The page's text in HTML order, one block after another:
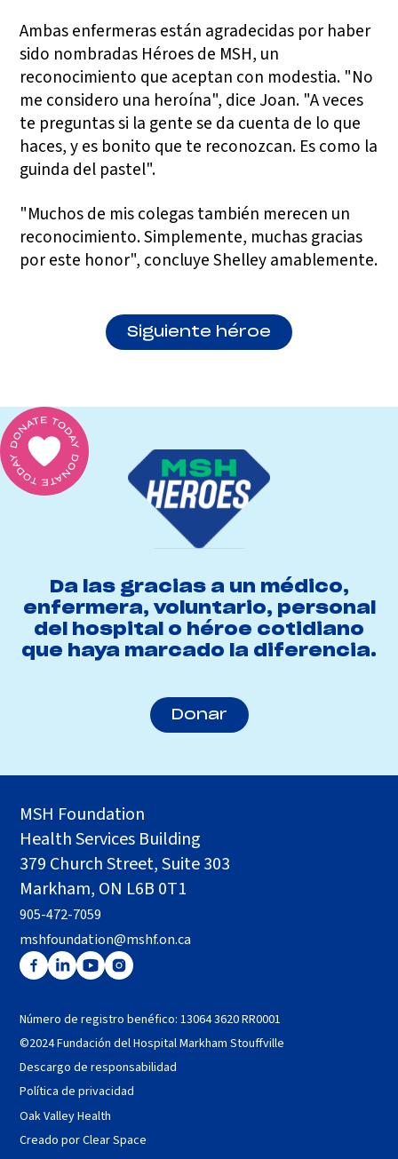
Ambas enfermeras están agradecidas por haber
sido nombradas Héroes de MSH, un
reconocimiento que aceptan con modestia. "No
me considero una heroína", dice Joan. "A veces
te preguntas si la gente se da cuenta de lo que
haces, y es bonito que te reconozcan. Es como la
guinda del pastel".
"Muchos de mis colegas también merecen un
reconocimiento. Simplemente, muchas gracias
por este honor", concluye Shelley amablemente.
Siguiente héroe
Da las gracias a un médico,
enfermera, voluntario, personal
del hospital o héroe cotidiano
que haya marcado la diferencia.
Donar
MSH Foundation
Health Services Building
379 Church Street, Suite 303
Markham, ON L6B 0T1
905-472-7059
mshfoundation@mshf.on.ca
Número de registro benéfico: 13064 3620 RR0001
©2024 Fundación del Hospital Markham Stouffville
Descargo de responsabilidad
Política de privacidad
Oak Valley Health
Creado por Clear Space